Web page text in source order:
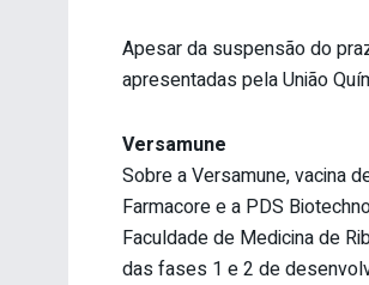
Apesar da suspensão do
apresentadas pela União
Versamune
Sobre a Versamune, vacina
Farmacore e a PDS
Faculdade de Medicina de
das fases 1 e 2 de